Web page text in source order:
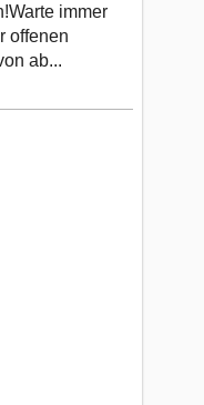
immer
offenen
ab...